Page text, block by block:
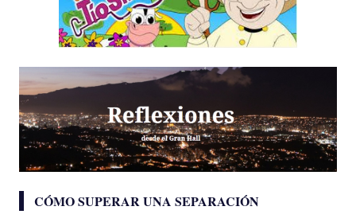
CÓMO SUPERAR UNA SEPARACIÓN